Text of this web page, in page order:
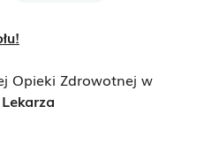
Opieki Zdrowotnej w
Lekarza